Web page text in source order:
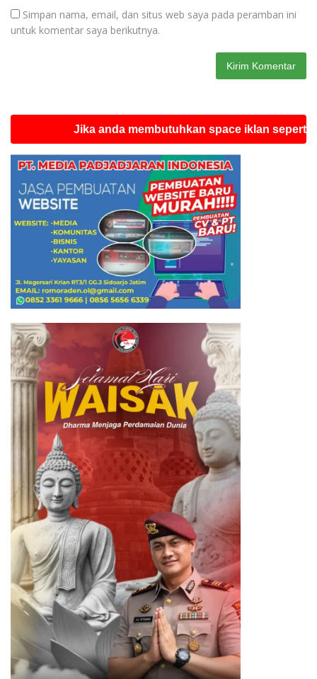
Simpan nama, email, dan situs web saya pada peramban ini
untuk komentar saya berikutnya.
Jika anda membutuhkan space iklan seperti ini